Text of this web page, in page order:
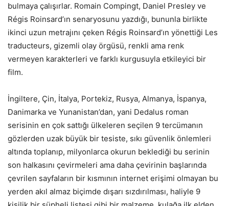
bulmaya çalışırlar. Romain Compingt, Daniel Presley ve
Régis Roinsard’ın senaryosunu yazdığı, bununla birlikte
ikinci uzun metrajını çeken Régis Roinsard’ın yönettiği Les
traducteurs, gizemli olay örgüsü, renkli ama renk
vermeyen karakterleri ve farklı kurgusuyla etkileyici bir
film.
İngiltere, Çin, İtalya, Portekiz, Rusya, Almanya, İspanya,
Danimarka ve Yunanistan’dan, yani Dedalus roman
serisinin en çok sattığı ülkeleren seçilen 9 tercümanın
gözlerden uzak büyük bir tesiste, sıkı güvenlik önlemleri
altında toplanıp, milyonlarca okurun beklediği bu serinin
son halkasını çevirmeleri ama daha çevirinin başlarında
çevrilen sayfaların bir kısmının internet erişimi olmayan bu
yerden akıl almaz biçimde dışarı sızdırılması, haliyle 9